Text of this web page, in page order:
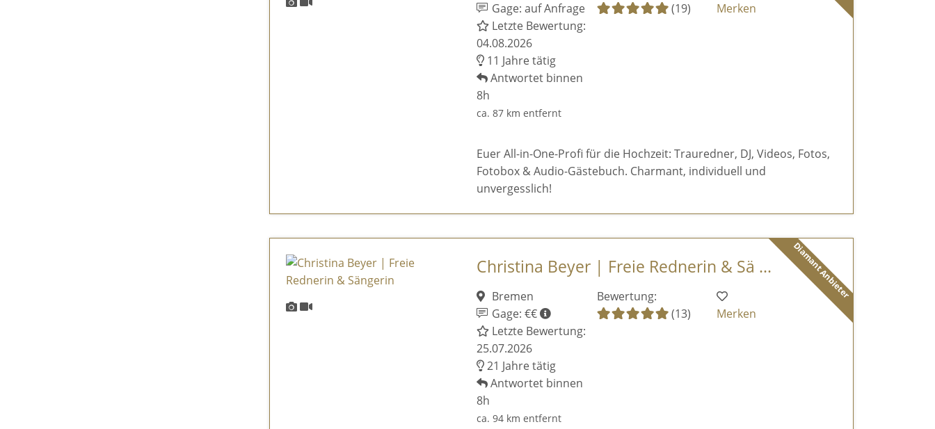
Gage: auf Anfrage
Letzte Bewertung:
04.08.2026
11 Jahre tätig
Antwortet binnen
8h
ca. 87 km entfernt
(19)
Merken
Euer All-in-One-Profi für die Hochzeit: Trauredner, DJ, Videos, Fotos,
Fotobox & Audio-Gästebuch. Charmant, individuell und
unvergesslich!
Diamant Anbieter
Christina Beyer | Freie Rednerin & Sä ...
Bremen
Gage: €€
Letzte Bewertung:
25.07.2026
21 Jahre tätig
Antwortet binnen
8h
ca. 94 km entfernt
Bewertung:
(13)
Merken